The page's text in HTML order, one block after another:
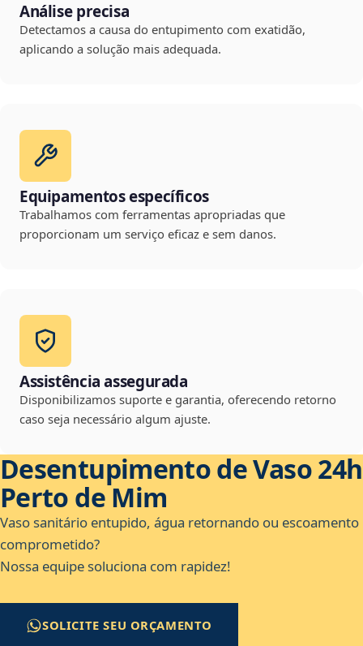
Análise precisa
Detectamos a causa do entupimento com exatidão,
aplicando a solução mais adequada.
Equipamentos específicos
Trabalhamos com ferramentas apropriadas que
proporcionam um serviço eficaz e sem danos.
Assistência assegurada
Disponibilizamos suporte e garantia, oferecendo retorno
caso seja necessário algum ajuste.
Desentupimento de Vaso 24h
Perto de Mim
Vaso sanitário entupido, água retornando ou escoamento
comprometido?
Nossa equipe soluciona com rapidez!
SOLICITE SEU ORÇAMENTO